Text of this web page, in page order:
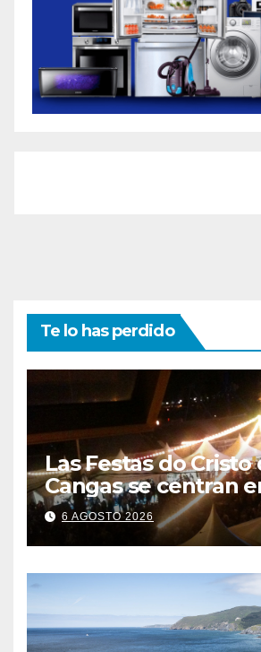
Te lo has perdido
Las Festas do Cristo
Cangas se centran
gallegos
6 AGOSTO 2026